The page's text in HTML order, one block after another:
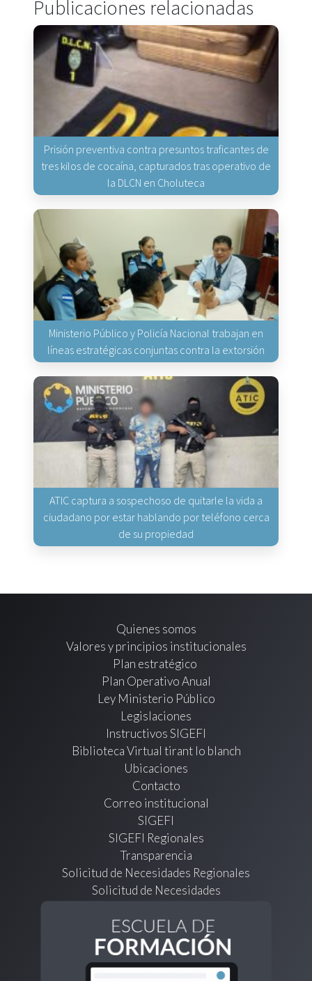
Publicaciones relacionadas
Prisión preventiva contra presuntos traficantes de
tres kilos de cocaína, capturados tras operativo de
la DLCN en Choluteca
Ministerio Público y Policía Nacional trabajan en
líneas estratégicas conjuntas contra la extorsión
ATIC captura a sospechoso de quitarle la vida a
ciudadano por estar hablando por teléfono cerca
de su propiedad
Quienes somos
Valores y principios institucionales
Plan estratégico
Plan Operativo Anual
Ley Ministerio Público
Legislaciones
Instructivos SIGEFI
Biblioteca Virtual tirant lo blanch
Ubicaciones
Contacto
Correo institucional
SIGEFI
SIGEFI Regionales
Transparencia
Solicitud de Necesidades Regionales
Solicitud de Necesidades